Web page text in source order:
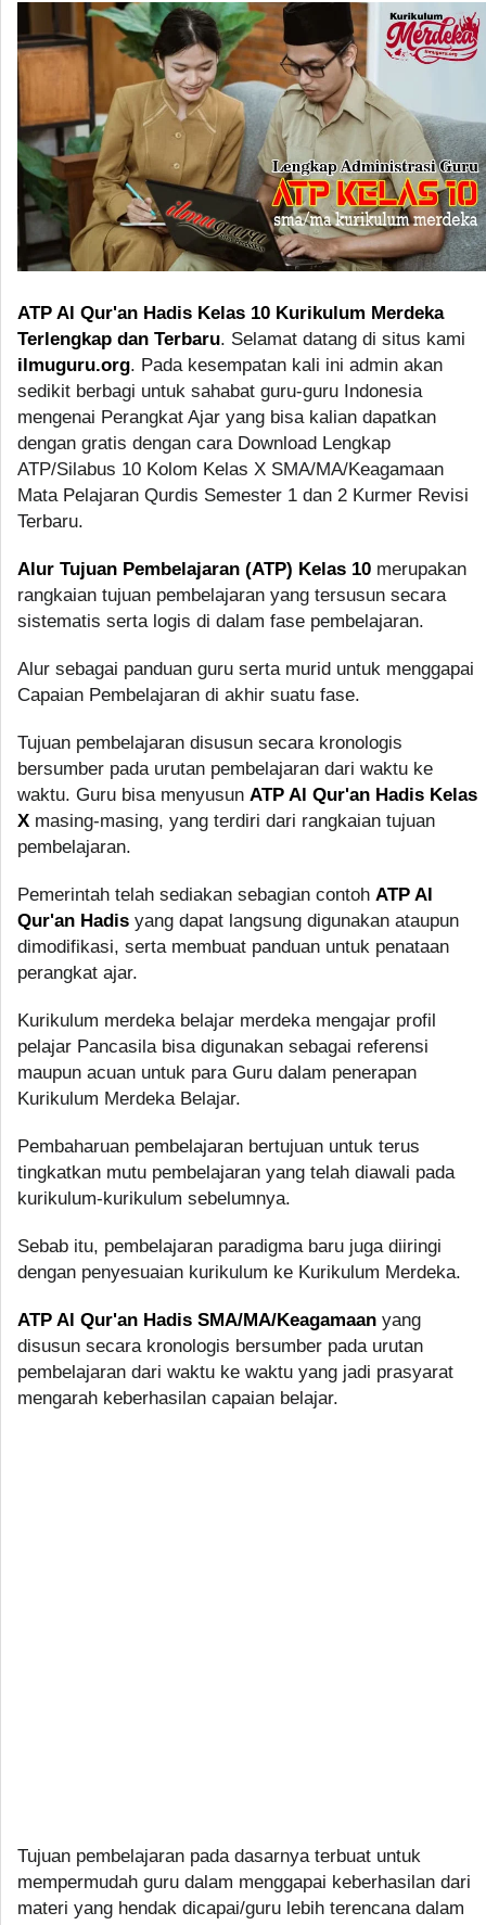
ATP Al Qur'an Hadis Kelas 10 Kurikulum Merdeka
Terlengkap dan Terbaru. Selamat datang di situs kami
ilmuguru.org. Pada kesempatan kali ini admin akan
sedikit berbagi untuk sahabat guru-guru Indonesia
mengenai Perangkat Ajar yang bisa kalian dapatkan
dengan gratis dengan cara Download Lengkap
ATP/Silabus 10 Kolom Kelas X SMA/MA/Keagamaan
Mata Pelajaran Qurdis Semester 1 dan 2 Kurmer Revisi
Terbaru.
Alur Tujuan Pembelajaran (ATP) Kelas 10 merupakan
rangkaian tujuan pembelajaran yang tersusun secara
sistematis serta logis di dalam fase pembelajaran.
Alur sebagai panduan guru serta murid untuk menggapai
Capaian Pembelajaran di akhir suatu fase.
Tujuan pembelajaran disusun secara kronologis
bersumber pada urutan pembelajaran dari waktu ke
waktu. Guru bisa menyusun ATP Al Qur'an Hadis Kelas
X masing-masing, yang terdiri dari rangkaian tujuan
pembelajaran.
Pemerintah telah sediakan sebagian contoh ATP Al
Qur'an Hadis yang dapat langsung digunakan ataupun
dimodifikasi, serta membuat panduan untuk penataan
perangkat ajar.
Kurikulum merdeka belajar merdeka mengajar profil
pelajar Pancasila bisa digunakan sebagai referensi
maupun acuan untuk para Guru dalam penerapan
Kurikulum Merdeka Belajar.
Pembaharuan pembelajaran bertujuan untuk terus
tingkatkan mutu pembelajaran yang telah diawali pada
kurikulum-kurikulum sebelumnya.
Sebab itu, pembelajaran paradigma baru juga diiringi
dengan penyesuaian kurikulum ke Kurikulum Merdeka.
ATP Al Qur'an Hadis SMA/MA/Keagamaan yang
disusun secara kronologis bersumber pada urutan
pembelajaran dari waktu ke waktu yang jadi prasyarat
mengarah keberhasilan capaian belajar.
Tujuan pembelajaran pada dasarnya terbuat untuk
mempermudah guru dalam menggapai keberhasilan dari
materi yang hendak dicapai/guru lebih terencana dalam